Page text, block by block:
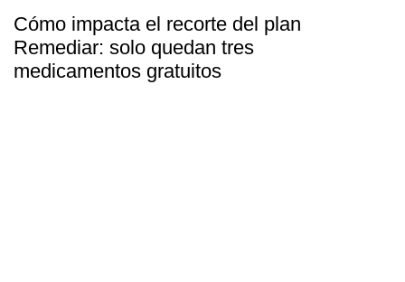
Cómo impacta el recorte del plan
Remediar: solo quedan tres
medicamentos gratuitos